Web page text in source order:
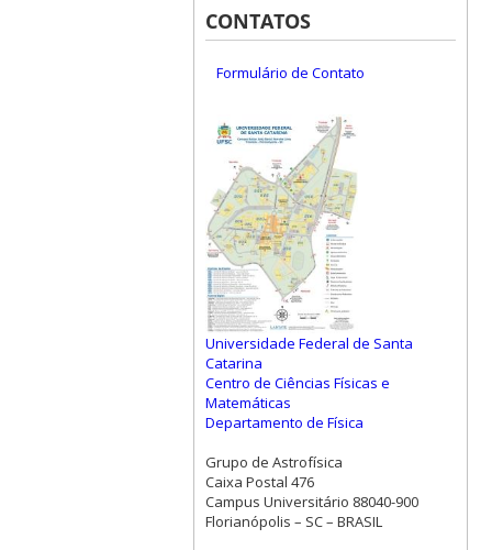
CONTATOS
Formulário de Contato
Universidade Federal de Santa
Catarina
Centro de Ciências Físicas e
Matemáticas
Departamento de Física
Grupo de Astrofísica
Caixa Postal 476
Campus Universitário 88040-900
Florianópolis – SC – BRASIL